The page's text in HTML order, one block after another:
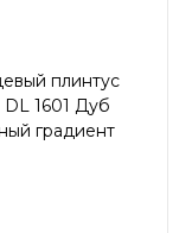
плинтус
DL 1601 Дуб
градиент